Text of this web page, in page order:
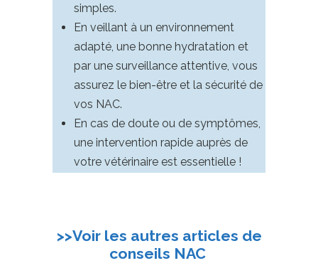
simples.
En veillant à un environnement
adapté, une bonne hydratation et
par une surveillance attentive, vous
assurez le bien-être et la sécurité de
vos NAC.
En cas de doute ou de symptômes,
une intervention rapide auprès de
votre vétérinaire est essentielle !
>>Voir les autres articles de
conseils NAC